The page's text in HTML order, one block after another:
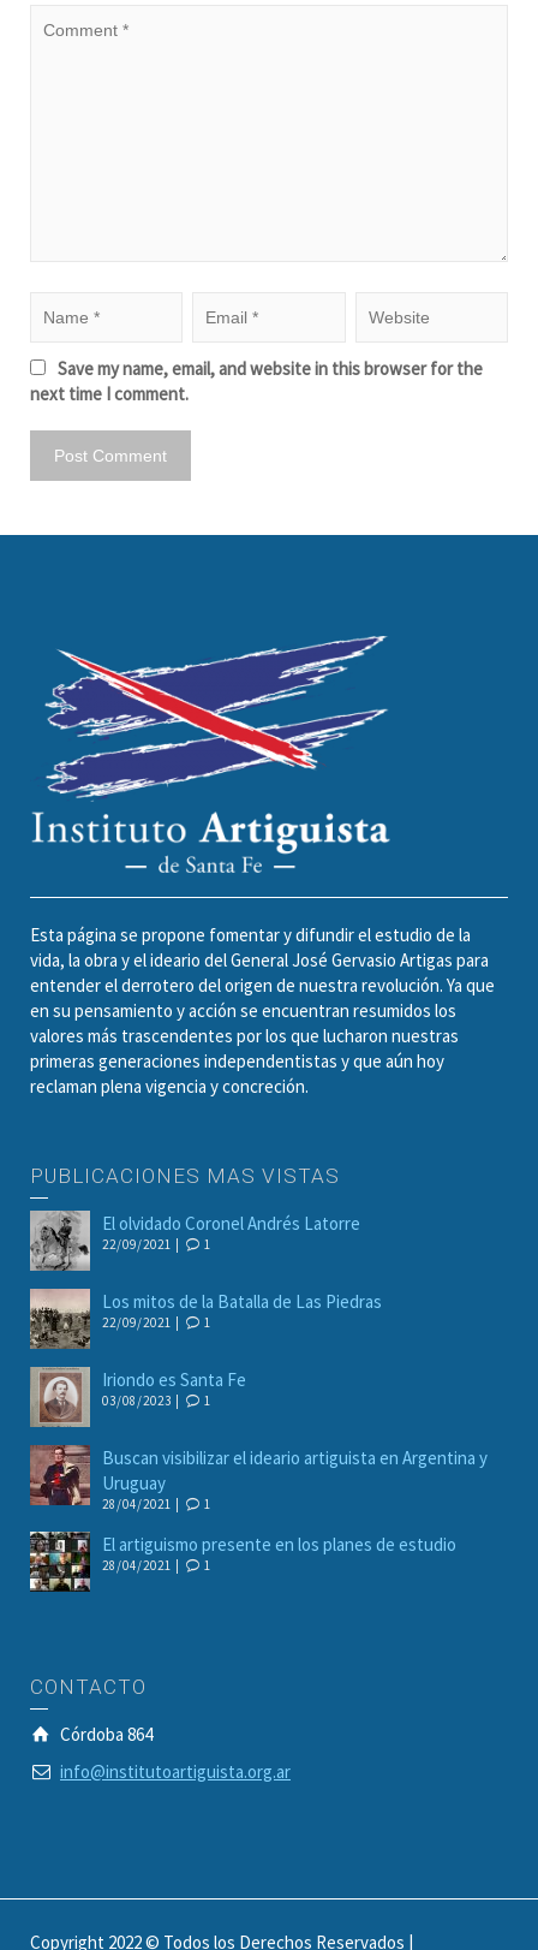
Save my name, email, and website in this browser for the
next time I comment.
Esta página se propone fomentar y difundir el estudio de la
vida, la obra y el ideario del General José Gervasio Artigas para
entender el derrotero del origen de nuestra revolución. Ya que
en su pensamiento y acción se encuentran resumidos los
valores más trascendentes por los que lucharon nuestras
primeras generaciones independentistas y que aún hoy
reclaman plena vigencia y concreción.
PUBLICACIONES MAS VISTAS
El olvidado Coronel Andrés Latorre
22/09/2021 | 1
Los mitos de la Batalla de Las Piedras
22/09/2021 | 1
Iriondo es Santa Fe
03/08/2023 | 1
Buscan visibilizar el ideario artiguista en Argentina y
Uruguay
28/04/2021 | 1
El artiguismo presente en los planes de estudio
28/04/2021 | 1
CONTACTO
Córdoba 864
info@institutoartiguista.org.ar
Copyright 2022 © Todos los Derechos Reservados |